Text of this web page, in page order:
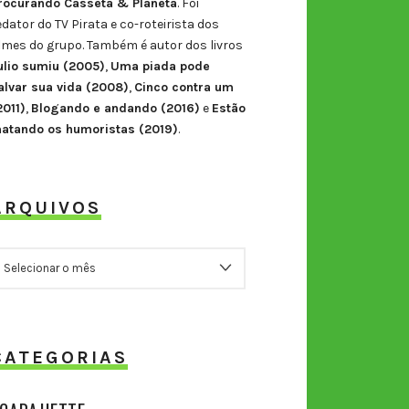
Casseta & Planeta. Foi
do TV Pirata e co-roteirista dos
do grupo. Também é autor dos livros
sumiu (2005), Uma piada pode
sua vida (2008), Cinco contra um
, Blogando e andando (2016) e Estão
os humoristas (2019).